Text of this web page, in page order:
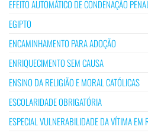
EFEITO AUTOMÁTICO DE CONDENAÇÃO PENAL
EGIPTO
ENCAMINHAMENTO PARA ADOÇÃO
ENRIQUECIMENTO SEM CAUSA
ENSINO DA RELIGIÃO E MORAL CATÓLICAS
ESCOLARIDADE OBRIGATÓRIA
ESPECIAL VULNERABILIDADE DA VÍTIMA EM